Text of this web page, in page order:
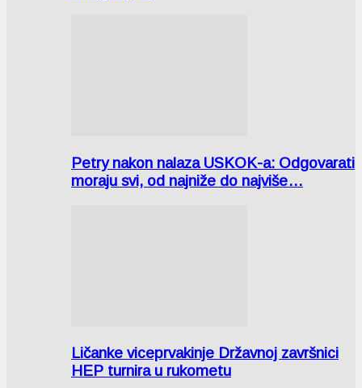
Petry nakon nalaza USKOK-a: Odgovarati
moraju svi, od najniže do najviše…
Ličanke viceprvakinje Državnoj završnici
HEP turnira u rukometu